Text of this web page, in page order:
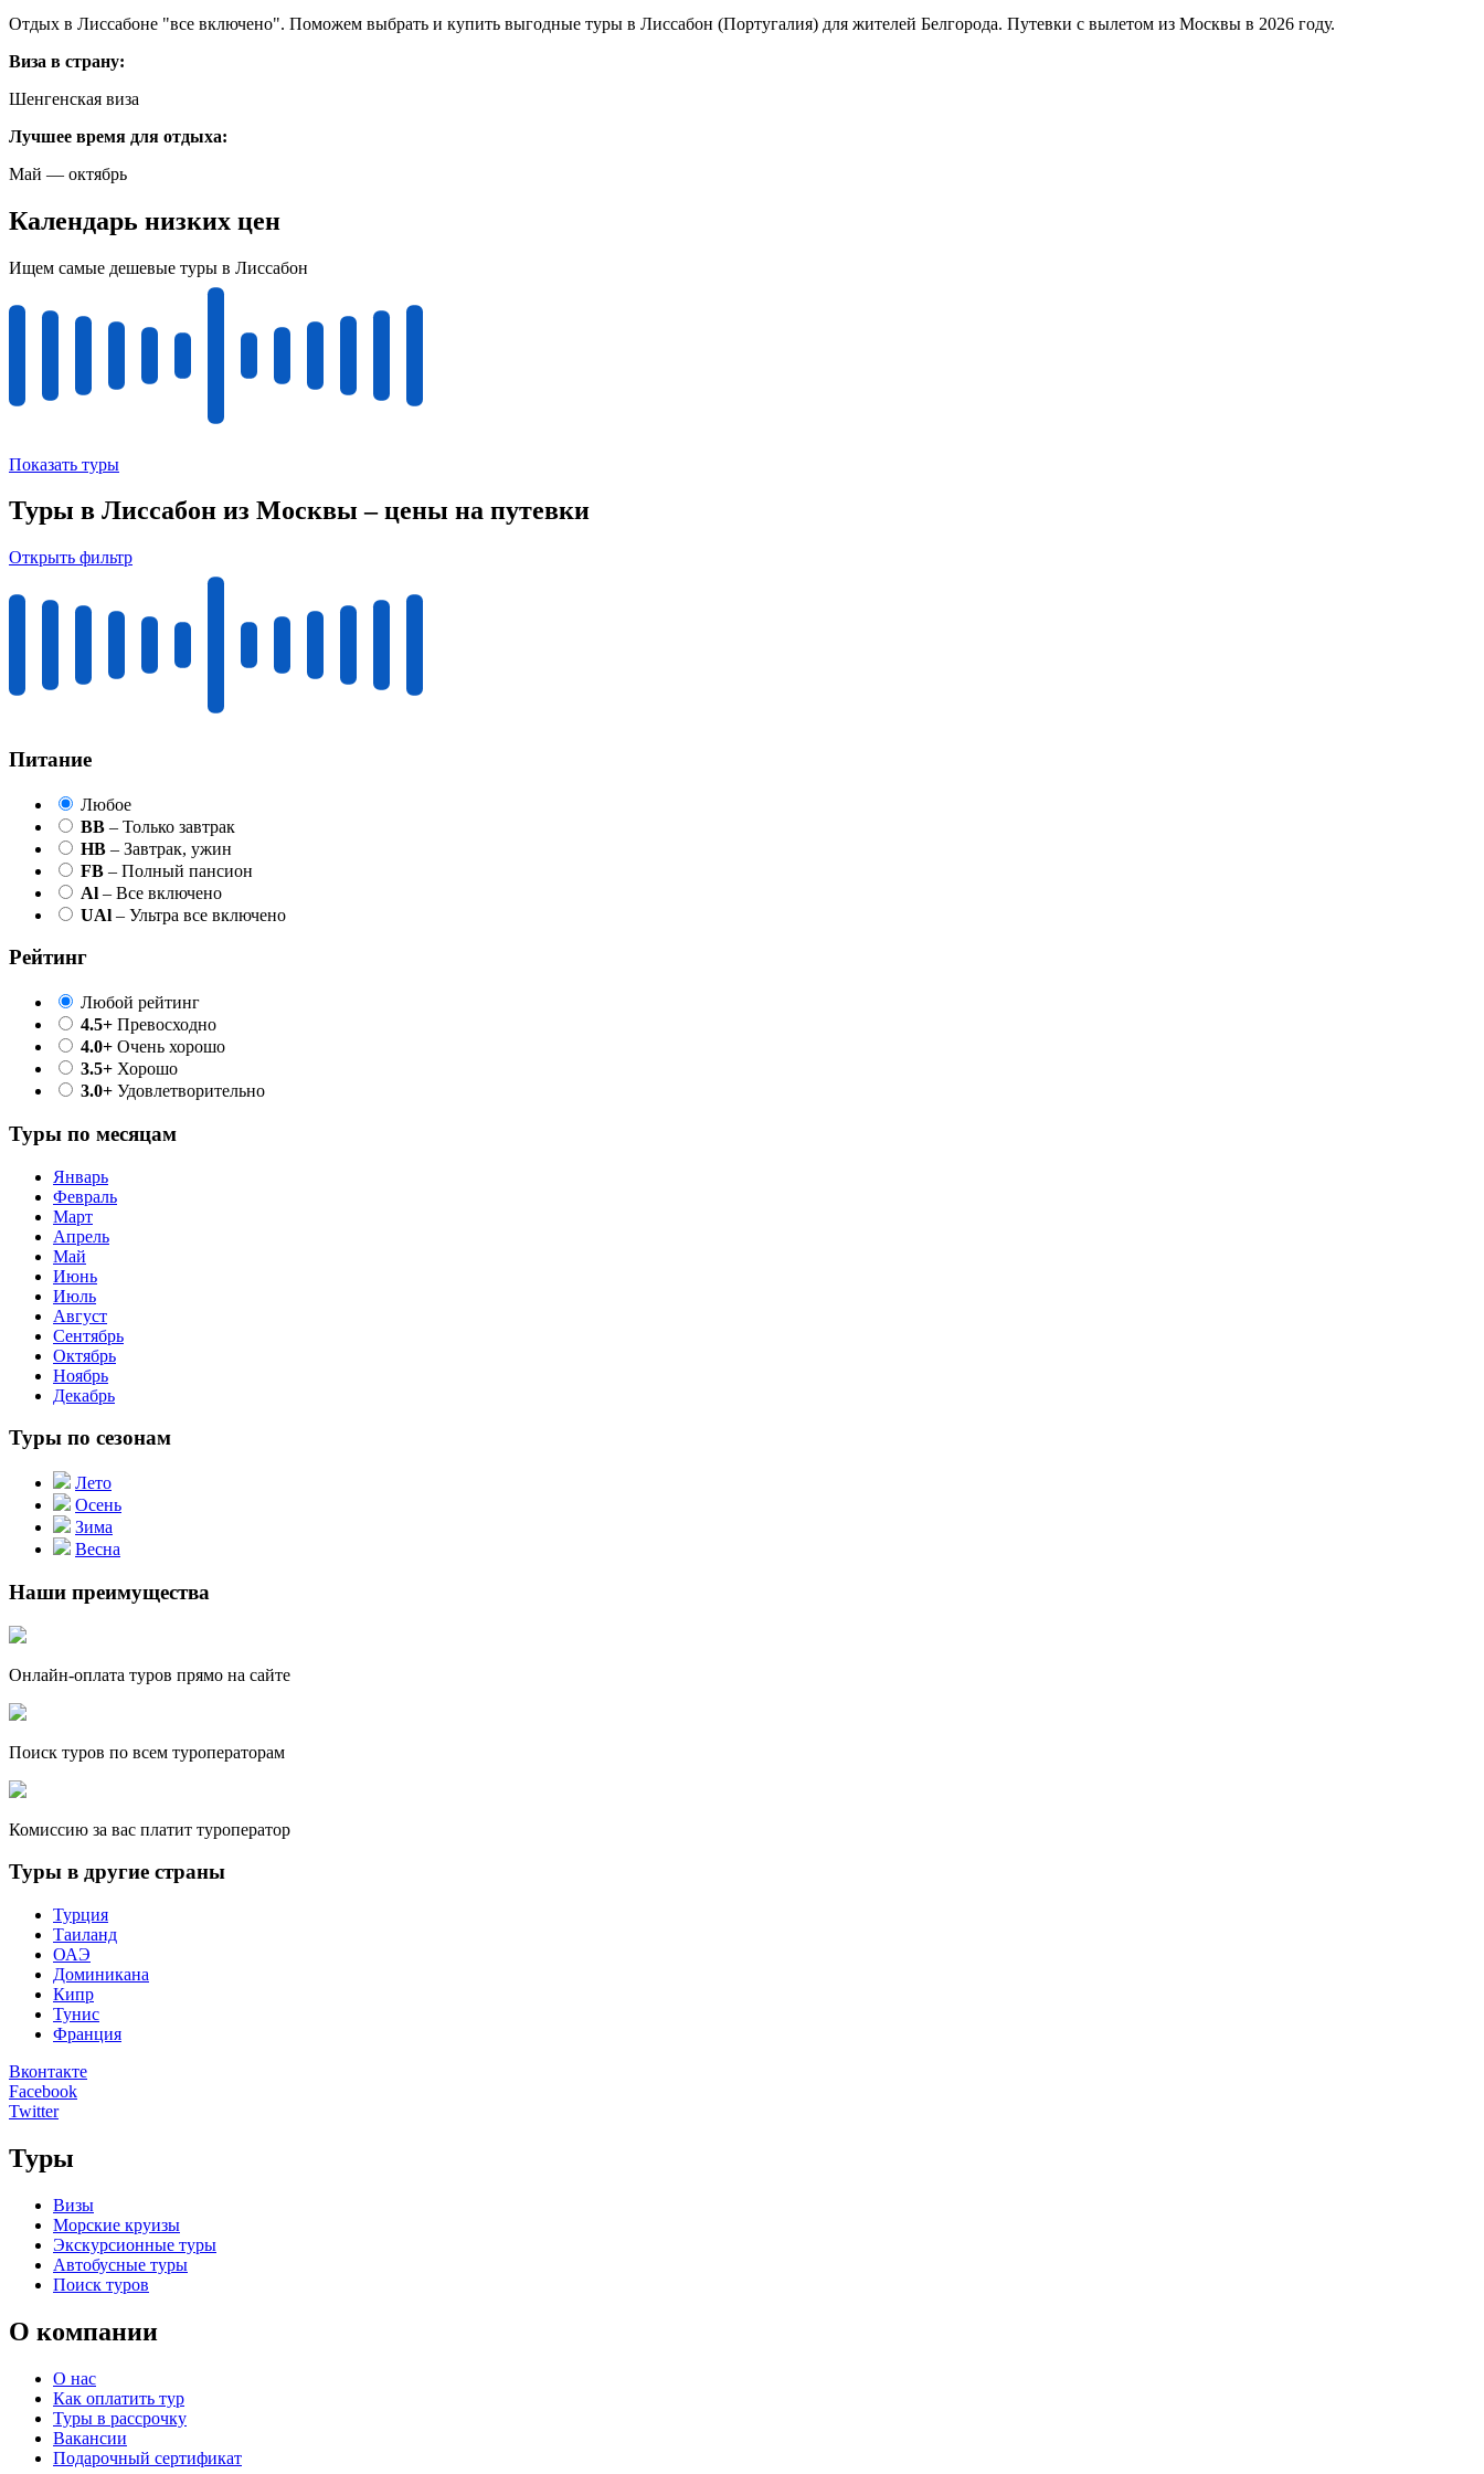
Отдых в Лиссабоне "все включено". Поможем выбрать и купить выгодные туры в Лиссабон (Португалия) для жителей Белгорода. Путевки с вылетом из Москвы в 2026 году.
Виза в страну:
Шенгенская виза
Лучшее время для отдыха:
Май — октябрь
Календарь низких цен
Ищем самые дешевые туры в Лиссабон
Показать туры
Туры в Лиссабон из Москвы – цены на путевки
Открыть фильтр
Питание
Любое
BB – Только завтрак
HB – Завтрак, ужин
FB – Полный пансион
Al – Все включено
UAl – Ультра все включено
Рейтинг
Любой рейтинг
4.5+ Превосходно
4.0+ Очень хорошо
3.5+ Хорошо
3.0+ Удовлетворительно
Туры по месяцам
Январь
Февраль
Март
Апрель
Май
Июнь
Июль
Август
Сентябрь
Октябрь
Ноябрь
Декабрь
Туры по сезонам
Лето
Осень
Зима
Весна
Наши преимущества
Онлайн-оплата туров прямо на сайте
Поиск туров по всем туроператорам
Комиссию за вас платит туроператор
Туры в другие страны
Турция
Таиланд
ОАЭ
Доминикана
Кипр
Тунис
Франция
Вконтакте
Facebook
Twitter
Туры
Визы
Морские круизы
Экскурсионные туры
Автобусные туры
Поиск туров
О компании
О нас
Как оплатить тур
Туры в рассрочку
Вакансии
Подарочный сертификат